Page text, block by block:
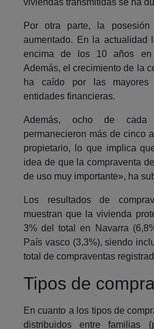
viviendas transmitidas se ha
Por otra parte, la
aumentado. En la actualidad
encima de los 10 años
Además, el crecimiento de la
ha caído por las
entidades financieras.
Además, ocho de cada
permanecieron más de cinco
propietario, lo que implica
idea de que la compraventa
de uso muy importante», ha
Los resultados de
muestran que la vivienda
3% del total en Navarra
País vasco (3,3%), siendo
total de compraventas
Tipos de
En cuanto a los tipos de
distribuidos entre familias